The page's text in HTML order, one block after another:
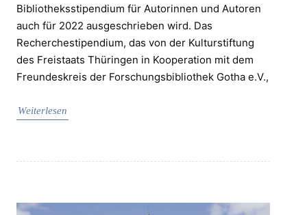
Bibliotheksstipendium für Autorinnen und Autoren
auch für 2022 ausgeschrieben wird. Das
Recherchestipendium, das von der Kulturstiftung
des Freistaats Thüringen in Kooperation mit dem
Freundeskreis der Forschungsbibliothek Gotha e.V.,
Weiterlesen